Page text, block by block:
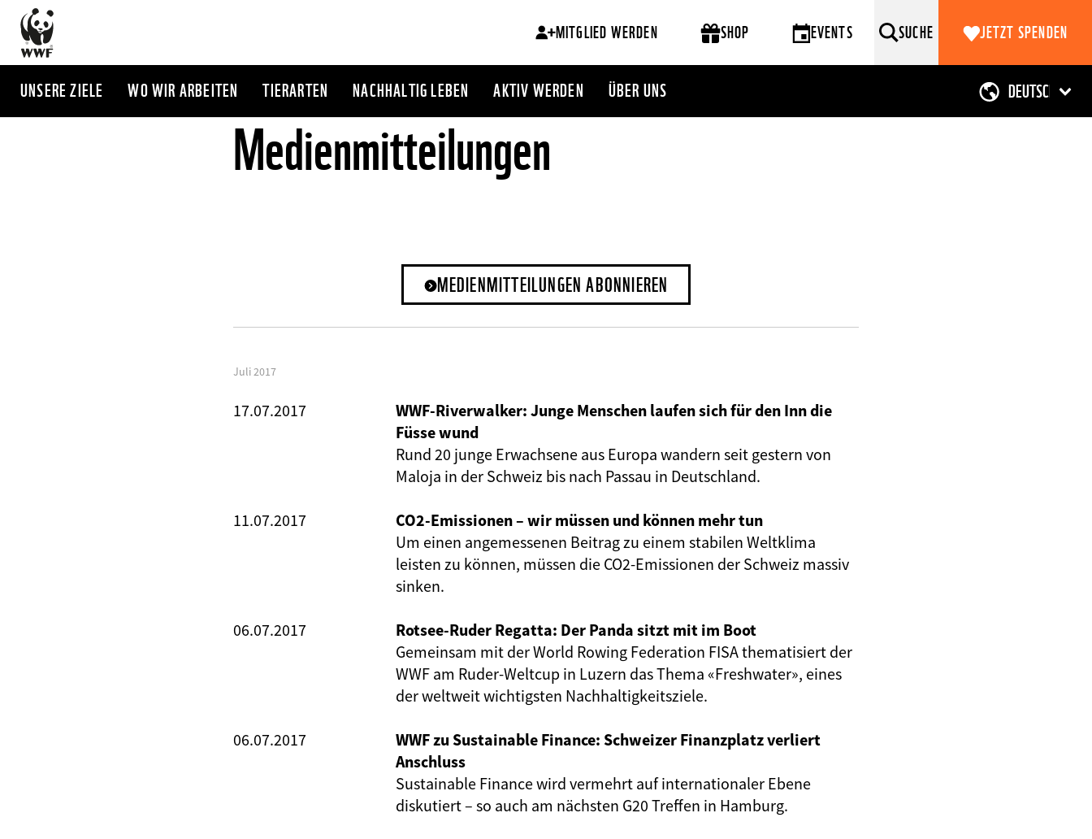
Direkt
zum
Inhalt
MITGLIED WERDEN SHOP EVENTS SUCHE JETZT SPENDEN
UNSERE ZIELE WO WIR ARBEITEN TIERARTEN NACHHALTIG LEBEN AKTIV WERDEN ÜBER UNS
Medienmitteilungen
MEDIENMITTEILUNGEN ABONNIEREN
Juli 2017
17.07.2017
WWF-Riverwalker: Junge Menschen laufen sich für den Inn die
Füsse wund
Rund 20 junge Erwachsene aus Europa wandern seit gestern von
Maloja in der Schweiz bis nach Passau in Deutschland.
11.07.2017
CO2-Emissionen – wir müssen und können mehr tun
Um einen angemessenen Beitrag zu einem stabilen Weltklima
leisten zu können, müssen die CO2-Emissionen der Schweiz massiv
sinken.
06.07.2017
Rotsee-Ruder Regatta: Der Panda sitzt mit im Boot
Gemeinsam mit der World Rowing Federation FISA thematisiert der
WWF am Ruder-Weltcup in Luzern das Thema «Freshwater», eines
der weltweit wichtigsten Nachhaltigkeitsziele.
06.07.2017
WWF zu Sustainable Finance: Schweizer Finanzplatz verliert
Anschluss
Sustainable Finance wird vermehrt auf internationaler Ebene
diskutiert – so auch am nächsten G20 Treffen in Hamburg.